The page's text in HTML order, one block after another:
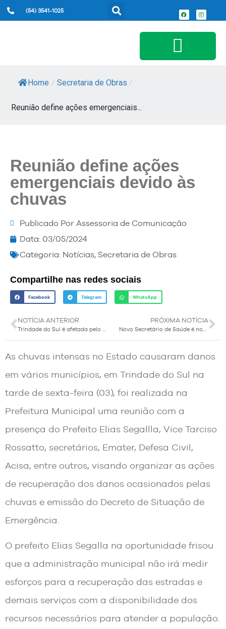
(54) 3541-1025
Home / Secretaria de Obras /
Reunião define ações emergenciais...
Reunião define ações
emergenciais devido às
chuvas
Publicado Por Assessoria de Comunicação
Data: 03/05/2024
Categoria: Notícias, Secretaria de Obras
Compartilhe nas redes sociais
Facebook Telegram WhatsApp
NOTÍCIA ANTERIOR PRÓXIMA NOTÍCIA
As chuvas intensas no Estado causaram danos
em vários municípios, em Trindade do Sul na
tarde de sexta-feira (03), foi realizada na
Prefeitura Municipal uma reunião com a
presença do Prefeito Elias Segallla, Vice Tarciso
Rossatto, secretários, Emater, Defesa Civil,
Acisa, entre outros, visando organizar as ações
de recuperação dos danos ocasionados pelas
chuvas e emissão do Decreto de Situação de
Emergência.
O prefeito Elias Segalla na oportunidade frisou
que a administração municipal não irá medir
esforços para a recuperação das estradas e
demais serviços com a disponibilidade dos
recursos necessários para atender a população.